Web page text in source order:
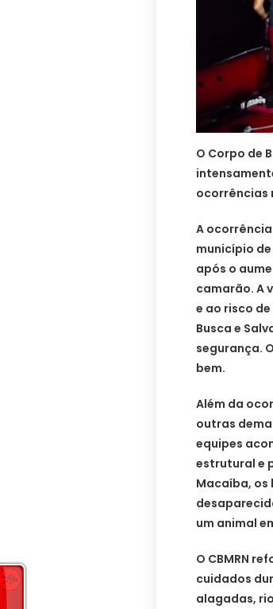
O Corpo de
ocorrências
A
município
após o
camarão. A
e ao risco
Busca e
segurança.
bem.
Além da
outras
equipes
estrutural e
Macaíba, os
um animal
O CBMRN
cuidados
alagadas,